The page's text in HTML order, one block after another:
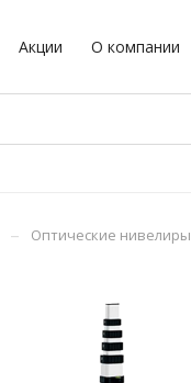
Акции О компании
– Оптические нивелиры